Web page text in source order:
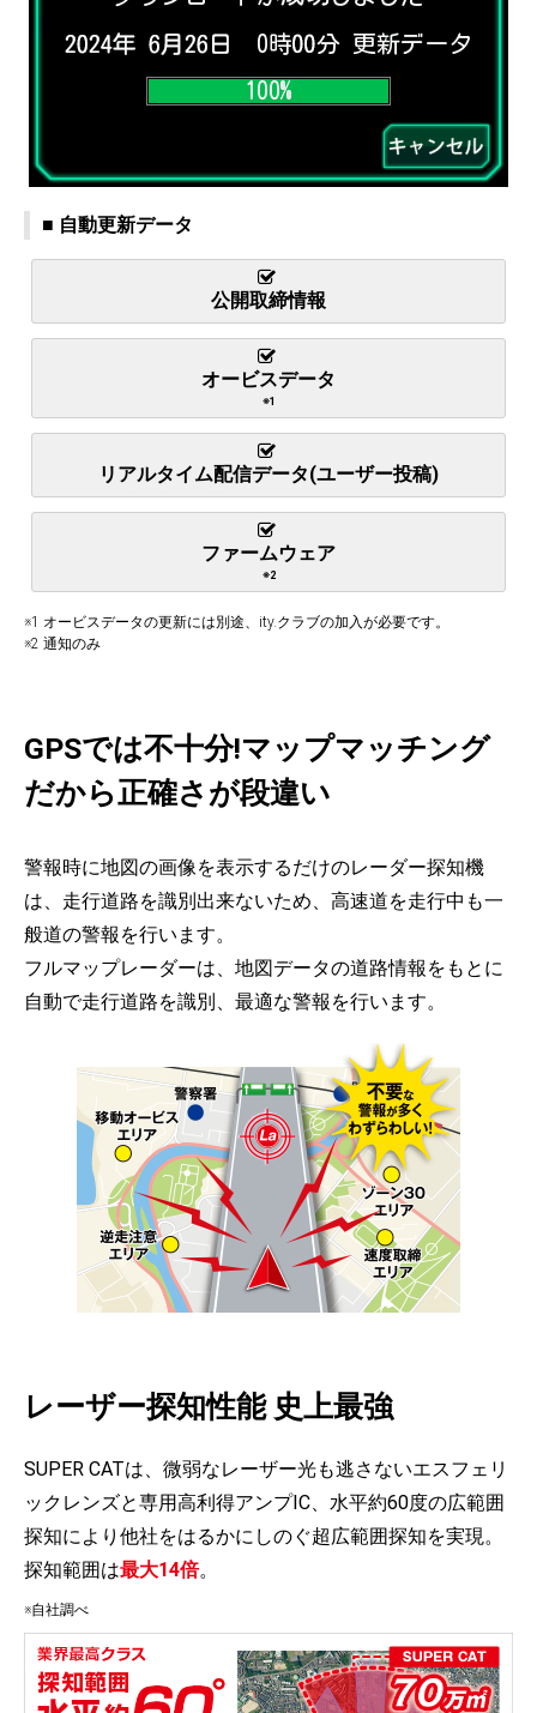
■ 自動更新データ
公開取締情報
オービスデータ
※1
リアルタイム配信データ(ユーザー投稿)
ファームウェア
※2
※1 オービスデータの更新には別途、ity.クラブの加入が必要です。
※2 通知のみ
GPSでは不十分!マップマッチング
だから正確さが段違い
警報時に地図の画像を表示するだけのレーダー探知機
は、走行道路を識別出来ないため、高速道を走行中も一
般道の警報を行います。
フルマップレーダーは、地図データの道路情報をもとに
自動で走行道路を識別、最適な警報を行います。
レーザー探知性能 史上最強
SUPER CATは、微弱なレーザー光も逃さないエスフェリ
ックレンズと専用高利得アンプIC、水平約60度の広範囲
探知により他社をはるかにしのぐ超広範囲探知を実現。
探知範囲は最大14倍。
※自社調べ